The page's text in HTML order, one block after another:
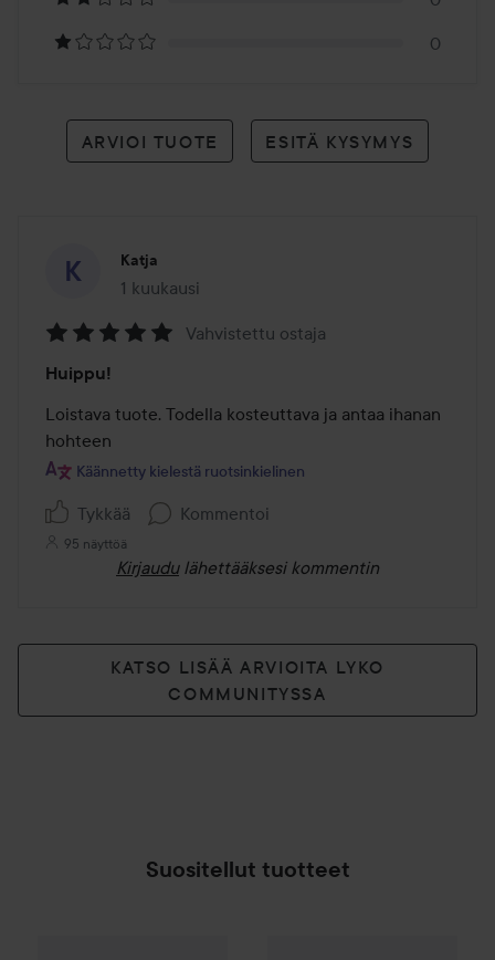
0
ARVIOI TUOTE ESITÄ KYSYMYS
Katja
1 kuukausi
Viesti luotiin 1 kuukausi
5
/
5
Vahvistettu ostaja
Huippu!
Loistava tuote. Todella kosteuttava ja antaa ihanan
hohteen
Käännetty kielestä ruotsinkielinen
Tykkää Kommentoi
95 näyttöä
Kirjaudu lähettääksesi kommentin
KATSO LISÄÄ ARVIOITA LYKO
COMMUNITYSSA
Suositellut tuotteet